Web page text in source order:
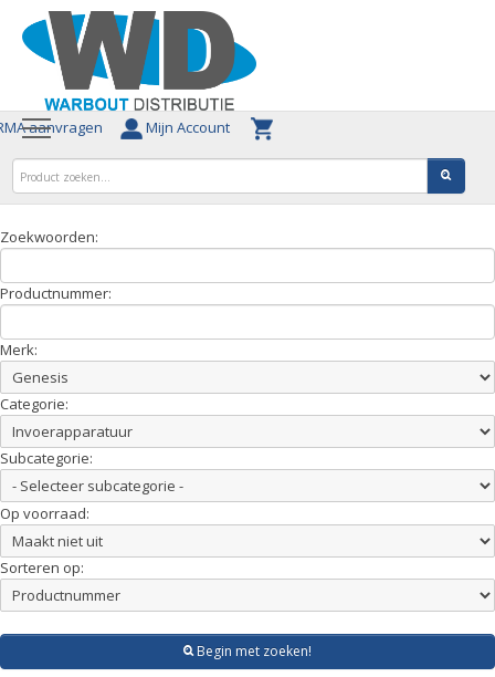
aanvragen Mijn Account
Zoekwoorden:
Productnummer:
Merk:
Categorie:
Subcategorie:
Op voorraad:
Sorteren op:
Begin met zoeken!